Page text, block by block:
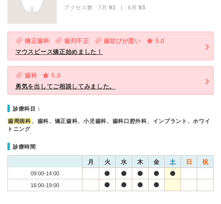
アクセス数 7月:91 | 6月:93
矯正歯科 歯列不正 歯並びが悪い
5.0
マウスピース矯正始めました！
歯科
5.0
勇気を出してご相談してみました。
診療科目：
歯周病科 、歯科、矯正歯科、小児歯科、歯科口腔外科、インプラント、ホワイ
トニング
診療時間
月 火 水 木 金 土 日 祝
09:00-14:00
16:00-19:00